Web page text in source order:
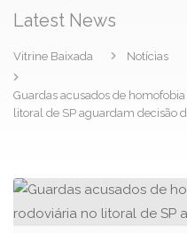
Latest News
Vitrine Baixada Notícias
Guardas acusados de
litoral de SP aguardam decisão